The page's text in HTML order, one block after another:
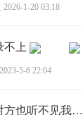
1-20 03:18
不上
5-6 22:04
[BUG]打电话听不到对方声音，对方也听不见我讲话。